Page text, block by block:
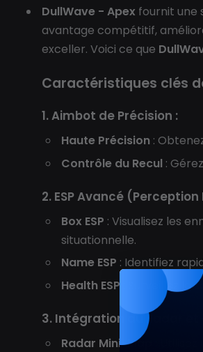
DullWave - Apex fournit une
avantage compétitif,
exceller. Voici ce que
Caractéristiques clés
1. Aimbot de Précision :
Haute Précision :
Contrôle du Recul :
2. ESP Avancé
Box ESP : Visualisez les
situationnelle.
Name ESP : Identifiez
Health ESP : Surveillez
3. Intégration du Radar et
Radar Mini-Map
: